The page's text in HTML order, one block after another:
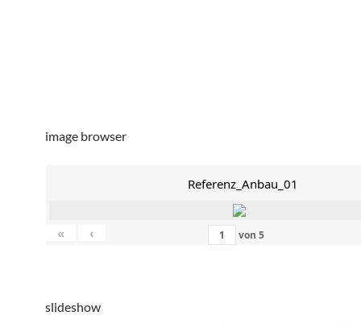
image browser
Referenz_Anbau_01
« ‹ von 5
slideshow